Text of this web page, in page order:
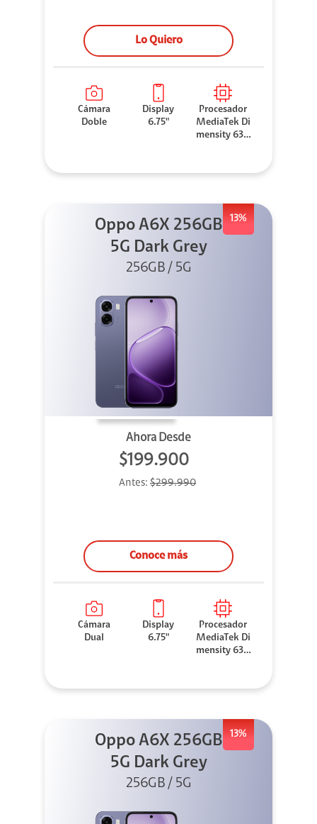
Lo Quiero
Cámara
Doble
Display
6.75"
Procesador
MediaTek Di
mensity 630
13%
Oppo A6X 256GB
5G Dark Grey
256GB / 5G
Ahora Desde
$199.900
Antes: $299.990
Conoce más
Cámara
Dual
Display
6.75"
Procesador
MediaTek Di
mensity 630
13%
Oppo A6X 256GB
5G Dark Grey
256GB / 5G